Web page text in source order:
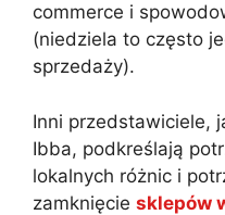
commerce i
(niedziela to często
sprzedaży).
Inni przedstawiciele,
Ibba, podkreślają
lokalnych różnic i
zamknięcie sklepów